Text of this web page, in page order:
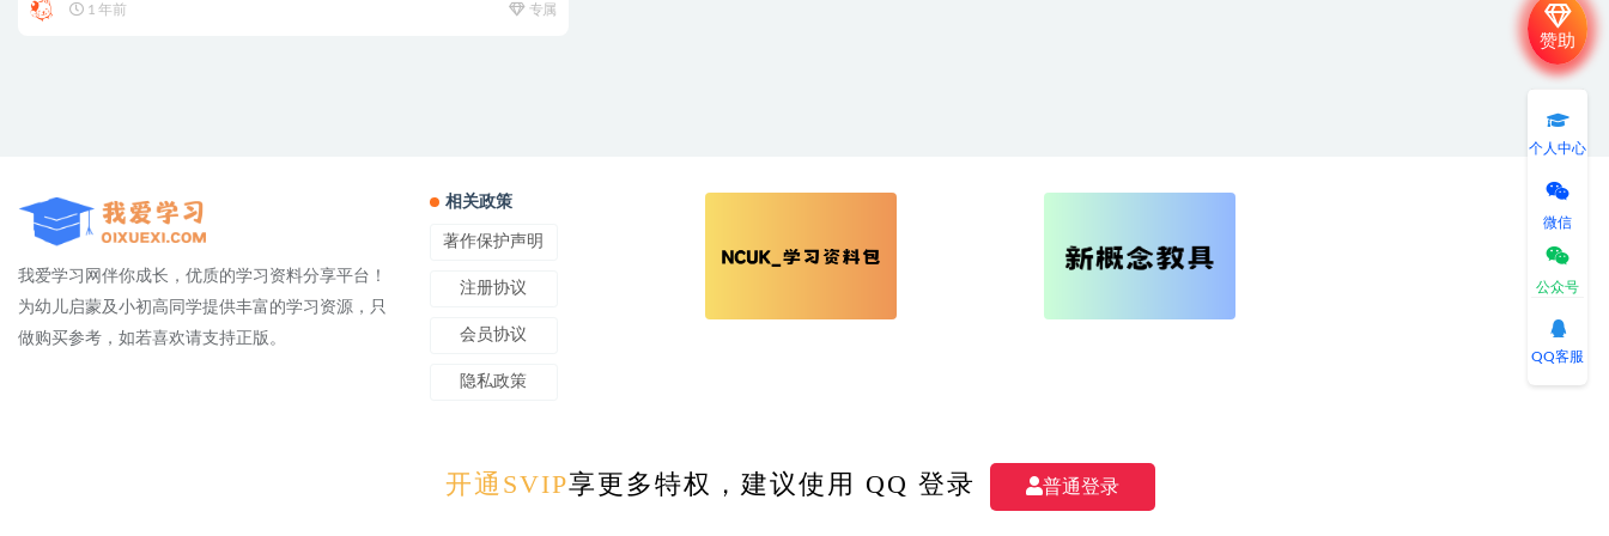
1 年前 专属
我爱学习网伴你成长，优质的学习资料分享平台！
为幼儿启蒙及小初高同学提供丰富的学习资源，只
做购买参考，如若喜欢请支持正版。
相关政策
著作保护声明
注册协议
会员协议
隐私政策
OIXUEXI.COM - All rights reserved 我爱学习 版权所有 | 备案号：湘ICP备2023007409号-1 | 湘公网安备 43040802000191号
赞助
个人中心
微信
公众号
QQ客服
开通SVIP享更多特权，建议使用 QQ 登录 普通登录